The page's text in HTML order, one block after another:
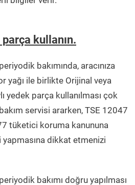
parça kullanın.
periyodik bakımında, aracınıza
yağı ile birlikte Orijinal veya
yedek parça kullanılması çok
bakım servisi ararken, TSE 12047
tüketici koruma kanununa
dikkat etmenizi
periyodik bakımı doğru yapılması